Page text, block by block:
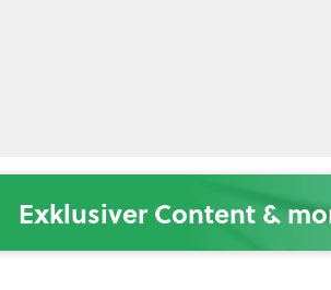
Exklusiver Content &